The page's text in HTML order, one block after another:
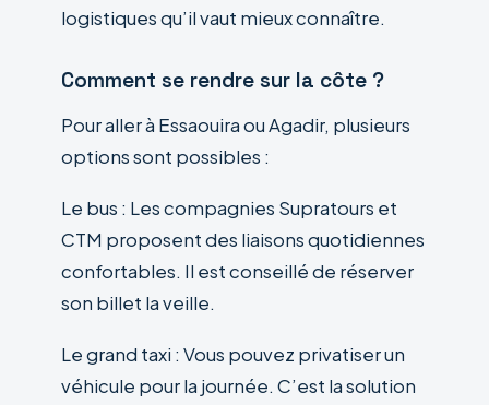
logistiques qu’il vaut mieux connaître.
Comment se rendre sur la côte ?
Pour aller à Essaouira ou Agadir, plusieurs
options sont possibles :
Le bus : Les compagnies Supratours et
CTM proposent des liaisons quotidiennes
confortables. Il est conseillé de réserver
son billet la veille.
Le grand taxi : Vous pouvez privatiser un
véhicule pour la journée. C’est la solution